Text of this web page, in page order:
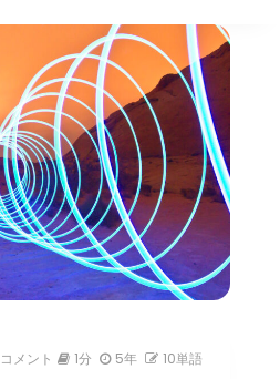
メント 1分 5年 10単語